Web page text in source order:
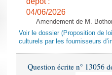
04/06/2026
Amendement de M.
Voir le dossier (Proposition de
culturels par les fournisseurs
Question écrite n° 13056